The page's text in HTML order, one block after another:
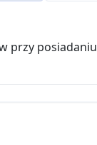
przy posiadaniu